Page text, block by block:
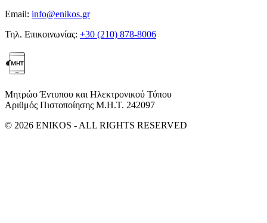
Email: info@enikos.gr
Τηλ. Επικοινωνίας: +30 (210) 878-8006
Μητρώο Έντυπου και Ηλεκτρονικού Τύπου
Αριθμός Πιστοποίησης Μ.Η.Τ. 242097
© 2026 ENIKOS - ALL RIGHTS RESERVED